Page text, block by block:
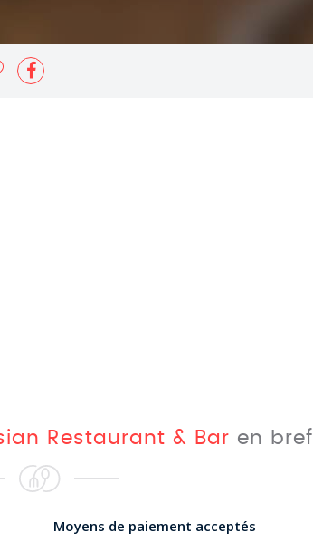
Restaurant & Bar en bref
Moyens de paiement acceptés